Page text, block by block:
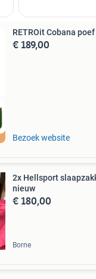
RETROit Cobana poef
€ 189,00
Bezoek website
2x Hellsport
nieuw
€ 180,00
Borne